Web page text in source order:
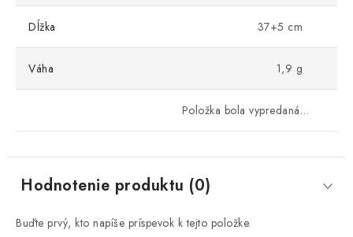
Dĺžka 37+5 cm
Váha 1,9 g
Položka bola vypredaná…
Hodnotenie produktu (0)
Buďte prvý, kto napíše príspevok k tejto položke.